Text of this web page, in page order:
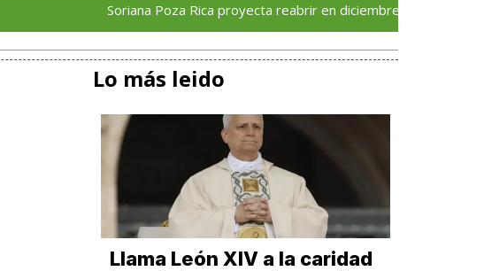
Soriana Poza Rica proyecta reabrir en diciembre tras avance del 70 %
Lo más leido
Llama León XIV a la caridad